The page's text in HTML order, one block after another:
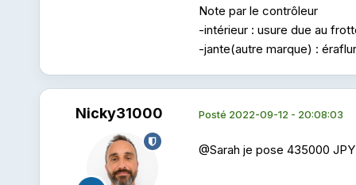
Note par le contrôleur
-intérieur : usure due au
-jante(autre marque) :
Nicky31000 Posté 2022-09-12 - 20:08:03
@Sarah je pose 435000 JPY